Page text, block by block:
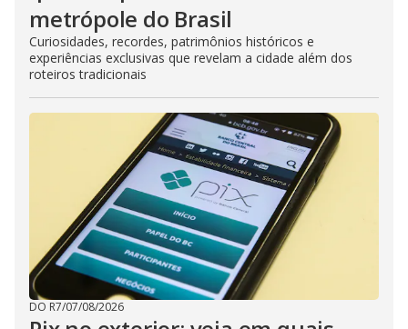
metrópole do Brasil
Curiosidades, recordes, patrimônios históricos e
experiências exclusivas que revelam a cidade além dos
roteiros tradicionais
DO R7/07/08/2026